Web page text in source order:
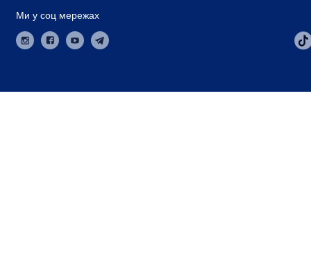
Ми у соц мережах